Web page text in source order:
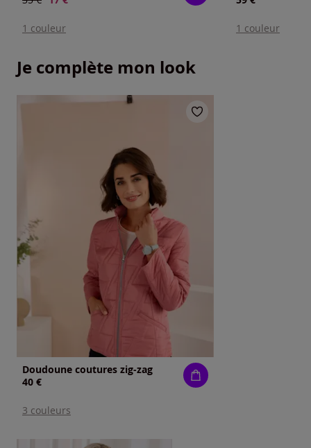
1 couleur 1 couleur
Je complète mon look
Doudoune coutures zig-zag
40 €
3 couleurs